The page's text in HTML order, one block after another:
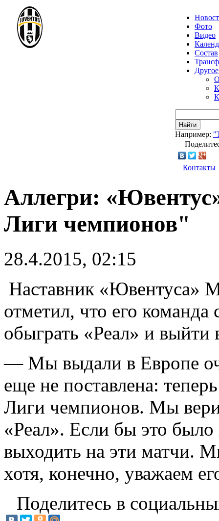
Фото
Видео
Состав
Другое
Найти
Например:
Контакты
Аллегри:
Лиги чемпионов"
28.4.2015, 02:15
Наставник «Ювентуса»
отметил, что его команда
обыграть «Реал» и
— Мы выдали в Европе
еще не поставлена:
Лиги чемпионов. Мы
«Реал». Если бы это
выходить на эти матчи.
хотя, конечно, уважаем
Поделитесь в